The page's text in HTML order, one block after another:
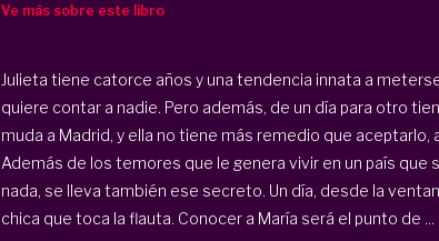
Ve más sobre este libro
Julieta tiene catorce años y una tendencia innata a
quiere contar a nadie. Pero además, de un día para otro
muda a Madrid, y ella no tiene más remedio que
Además de los temores que le genera vivir en un país que
nada, se lleva también ese secreto. Un día, desde la
chica que toca la flauta. Conocer a María será el punto de ...